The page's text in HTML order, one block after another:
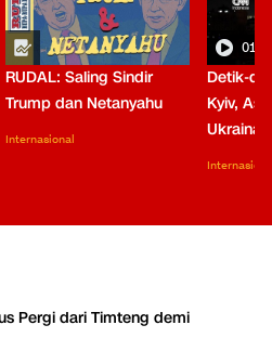
RUDAL: Saling Sindir
Trump dan Netanyahu
Internasional
Detik-
Kyiv,
Ukraina
Pergi dari Timteng demi